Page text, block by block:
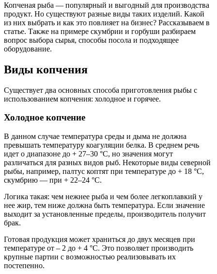
Копченая рыба — популярный и выгодный для производства
продукт. Но существуют разные виды таких изделий. Какой
из них выбрать и как это повлияет на бизнес? Рассказываем в
статье. Также на примере скумбрии и горбуши разбираем
вопрос выбора сырья, способы посола и подходящее
оборудование.
Виды копчения
Существует два основных способа приготовления рыбы с
использованием копчения: холодное и горячее.
Холодное копчение
В данном случае температура среды и дыма не должна
превышать температуру коагуляции белка. В среднем речь
идет о диапазоне до + 27–30 °C, но значения могут
различаться для разных видов рыб. Некоторые виды северной
рыбы, например, палтус коптят при температуре до + 18 °C,
скумбрию — при + 22–24 °C.
Логика такая: чем нежнее рыба и чем более легкоплавкий у
нее жир, тем ниже должна быть температура. Если значение
выходит за установленные пределы, производитель получит
брак.
Готовая продукция может храниться до двух месяцев при
температуре от – 2 до + 4 °C. Это позволяет производить
крупные партии с возможностью реализовывать их
постепенно.